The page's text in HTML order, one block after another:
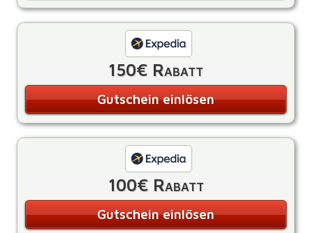
150€ Rabatt
Gutschein einlösen
100€ Rabatt
Gutschein einlösen